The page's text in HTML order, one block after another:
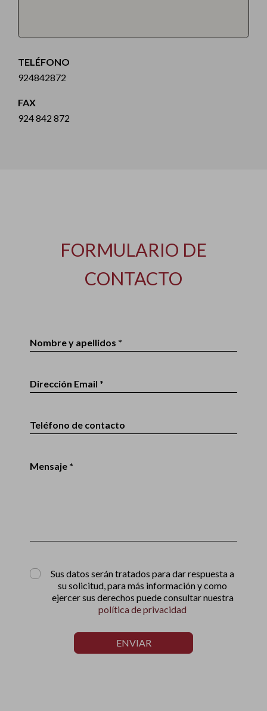
TELÉFONO
924842872
FAX
924 842 872
FORMULARIO DE
CONTACTO
Nombre y apellidos *
Dirección Email *
Teléfono de contacto
Mensaje *
Sus datos serán tratados para dar respuesta a
su solicitud, para más información y como
ejercer sus derechos puede consultar nuestra
política de privacidad
ENVIAR